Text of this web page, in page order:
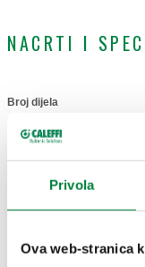
Privola
Ova web-stranica
NACRTI I
Broj dijela
535006H